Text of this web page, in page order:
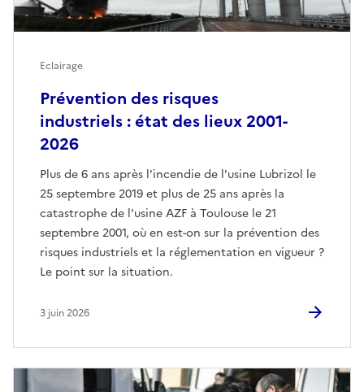
Prévention des risques
industriels : état des lieux 2001-
2026
Plus de 6 ans après l'incendie de l'usine Lubrizol le
25 septembre 2019 et plus de 25 ans après la
catastrophe de l'usine AZF à Toulouse le 21
septembre 2001, où en est-on sur la prévention des
risques industriels et la réglementation en vigueur ?
Le point sur la situation.
Eclairage
3 juin 2026